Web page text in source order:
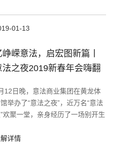
01-13
峥嵘意法，启宏图新篇丨
法之夜2019新春年会嗨翻
12日晚，意法商业集团在黄龙体
举办了“意法之夜”，近万名“意法
”欢聚一堂，亲身经历了一场别开生
详情